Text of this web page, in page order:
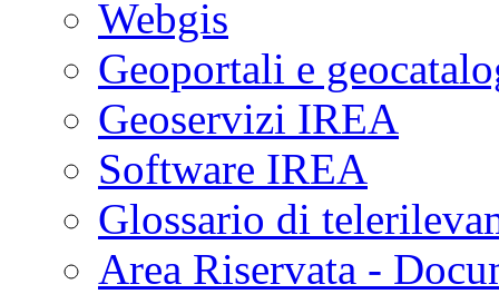
Webgis
Geoportali e
Geoservizi IREA
Software IREA
Glossario di
Area Riservata -